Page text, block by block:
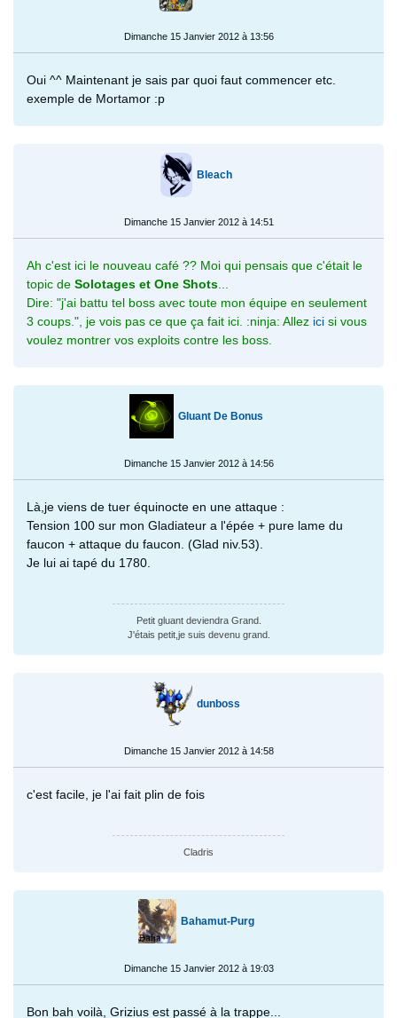
Dimanche 15 Janvier 2012 à 13:56
Oui ^^ Maintenant je sais par quoi faut commencer etc.
exemple de Mortamor :p
Bleach
Dimanche 15 Janvier 2012 à 14:51
Ah c'est ici le nouveau café ?? Moi qui pensais que c'était le
topic de Solotages et One Shots
Dire: "j'ai battu tel boss avec toute mon équipe en seulement
3 coups.", je vois pas ce que ça fait ici. :ninja: Allez ici si vous
voulez montrer vos exploits contre les boss.
Gluant De Bonus
Dimanche 15 Janvier 2012 à 14:56
Là,je viens de tuer équinocte en une attaque :
Tension 100 sur mon Gladiateur a l'épée + pure lame du
faucon + attaque du faucon. (Glad niv.53).
Je lui ai tapé du 1780.
Petit gluant deviendra Grand.
J'étais petit,je suis devenu grand.
dunboss
Dimanche 15 Janvier 2012 à 14:58
c'est facile, je l'ai fait plin de fois
Cladris
Bahamut-Purg
Dimanche 15 Janvier 2012 à 19:03
Bon bah voilà, Grizius est passé à la trappe...